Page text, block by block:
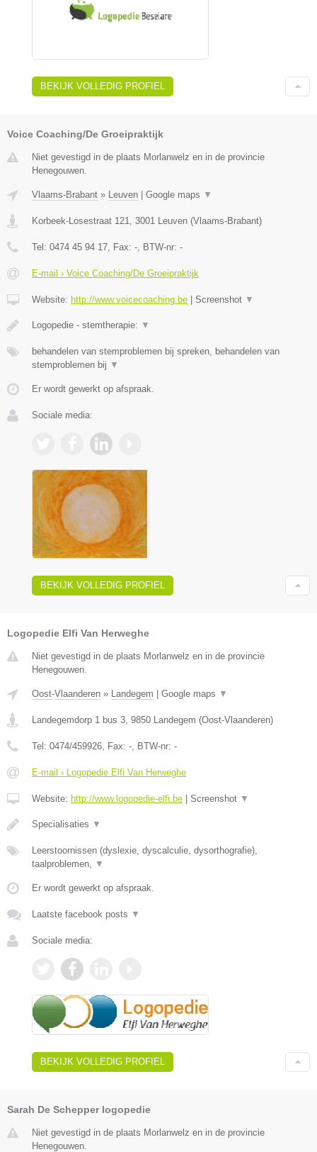
BEKIJK VOLLEDIG PROFIEL
Voice Coaching/De Groeipraktijk
Niet gevestigd in de plaats Morlanwelz en in de provincie
Henegouwen.
Vlaams-Brabant » Leuven Google maps ▼
Korbeek-Losestraat 121 3001 Leuven (Vlaams-Brabant)
Tel: 0474 45 94 17 , Fax: - , BTW-nr: -
E-mail › Voice Coaching/De Groeipraktijk
Website: http://www.voicecoaching.be Screenshot ▼
Logopedie - stemtherapie: ▼
behandelen van stemproblemen bij spreken, behandelen van
stemproblemen bij ▼
Er wordt gewerkt op afspraak.
Sociale media:
BEKIJK VOLLEDIG PROFIEL
Logopedie Elfi Van Herweghe
Niet gevestigd in de plaats Morlanwelz en in de provincie
Henegouwen.
Oost-Vlaanderen » Landegem Google maps ▼
Landegemdorp 1 bus 3, 9850 Landegem (Oost-Vlaanderen)
Tel: 0474/459926, Fax: -, BTW-nr: -
E-mail › Logopedie Elfi Van Herweghe
Website: http://www.logopedie-elfi.be Screenshot ▼
​Specialisaties ▼
Leerstoornissen (dyslexie, dyscalculie, dysorthografie),
taalproblemen, ▼
Er wordt gewerkt op afspraak.
Laatste facebook posts ▼
Sociale media:
BEKIJK VOLLEDIG PROFIEL
Sarah De Schepper logopedie
Niet gevestigd in de plaats Morlanwelz en in de provincie
Henegouwen.